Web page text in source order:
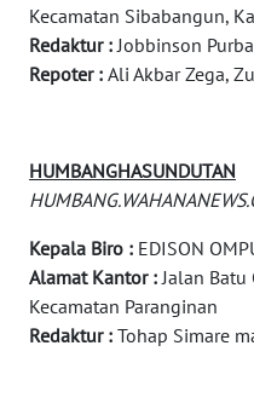
Kecamatan Sibabangun,
Redaktur : Jobbinson Purba
Repoter : Ali Akbar Zega,
HUMBANGHASUNDUTAN
Kepala Biro : EDISON
Alamat Kantor : Jalan Batu
Kecamatan Paranginan
Redaktur : Tohap Simare
MASYARAKAT
KELISTRIKAN
ID
MARTABAT
NET